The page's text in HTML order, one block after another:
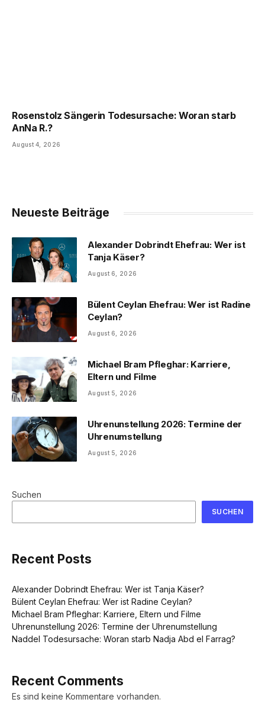
Rosenstolz Sängerin Todesursache: Woran starb
AnNa R.?
August 4, 2026
Neueste Beiträge
Alexander Dobrindt Ehefrau: Wer ist
Tanja Käser?
August 6, 2026
Bülent Ceylan Ehefrau: Wer ist Radine
Ceylan?
August 6, 2026
Michael Bram Pfleghar: Karriere,
Eltern und Filme
August 5, 2026
Uhrenunstellung 2026: Termine der
Uhrenumstellung
August 5, 2026
Suchen
SUCHEN
Recent Posts
Alexander Dobrindt Ehefrau: Wer ist Tanja Käser?
Bülent Ceylan Ehefrau: Wer ist Radine Ceylan?
Michael Bram Pfleghar: Karriere, Eltern und Filme
Uhrenunstellung 2026: Termine der Uhrenumstellung
Naddel Todesursache: Woran starb Nadja Abd el Farrag?
Recent Comments
Es sind keine Kommentare vorhanden.